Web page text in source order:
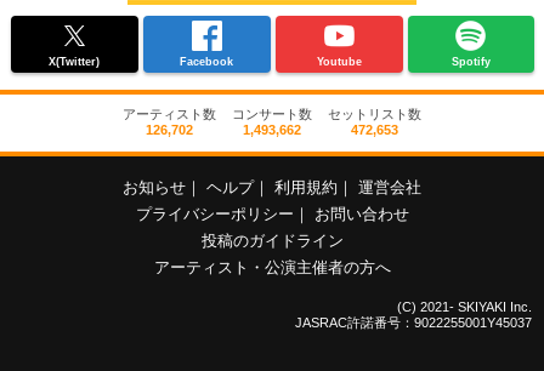
X(Twitter) Facebook Youtube Spotify
アーティスト数
126,702
コンサート数
1,493,662
セットリスト数
472,653
お知らせ ヘルプ 利用規約
運営会社
プライバシーポリシー
お問い合わせ
投稿のガイドライン
アーティスト・公演主催者の方へ
(C) 2021- SKIYAKI Inc.
JASRAC許諾番号：9022255001Y45037